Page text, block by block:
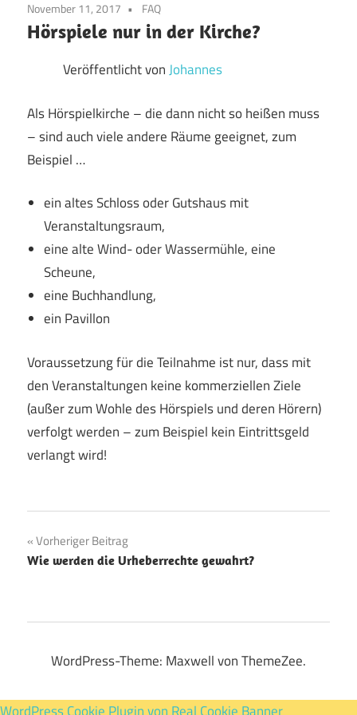
November 11, 2017 FAQ
Hörspiele nur in der Kirche?
Veröffentlicht vonJohannes
Als Hörspielkirche – die dann nicht so heißen muss
– sind auch viele andere Räume geeignet, zum
Beispiel …
ein altes Schloss oder Gutshaus mit
Veranstaltungsraum,
eine alte Wind- oder Wassermühle, eine
Scheune,
eine Buchhandlung,
ein Pavillon
Voraussetzung für die Teilnahme ist nur, dass mit
den Veranstaltungen keine kommerziellen Ziele
(außer zum Wohle des Hörspiels und deren Hörern)
verfolgt werden – zum Beispiel kein Eintrittsgeld
verlangt wird!
Beitragsnavigation
Vorheriger Beitrag
Wie werden die Urheberrechte gewahrt?
WordPress-Theme: Maxwell von ThemeZee.